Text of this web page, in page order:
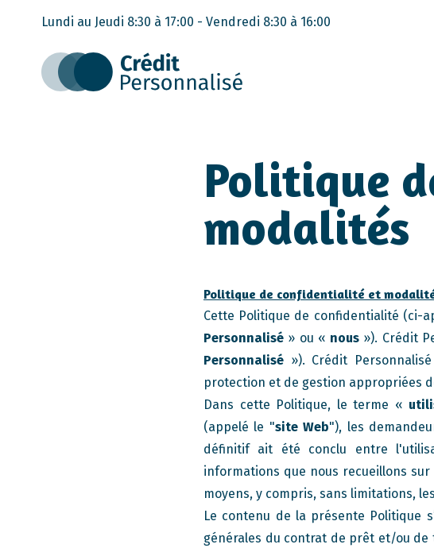
Lundi au Jeudi 8:30 à 17:00 - Vendredi 8:30 à 16:00
Politique
modalités
Politique de confidentialité et
Cette Politique de confidentialité (ci-
Personnalisé » ou « nous »). Crédit
Personnalisé »). Crédit
protection et de gestion appropriées
Dans cette Politique, le terme «
(appelé le "site Web"), les
définitif ait été conclu entre
informations que nous recueillons
moyens, y compris, sans limitations,
Le contenu de la présente Politique
générales du contrat de prêt et/ou